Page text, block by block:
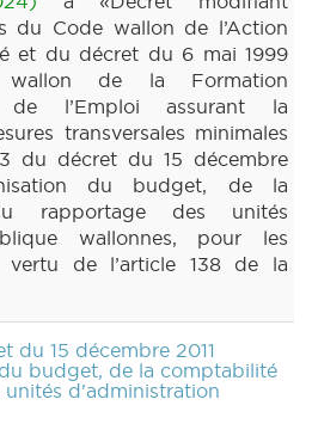
du Code wallon de l’Action
et du décret du 6 mai 1999
de la Formation
de l’Emploi assurant la
transversales minimales
du décret du 15 décembre
du budget, de la
rapportage des unités
wallonnes, pour les
vertu de l’article 138 de la
du 15 décembre 2011
budget, de la comptabilité
d'administration